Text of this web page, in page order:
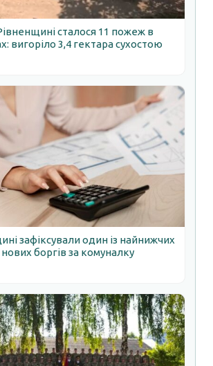
сталося 11 пожеж в
вигоріло 3,4 гектара сухостою
зафіксували один із найнижчих
боргів за комуналку